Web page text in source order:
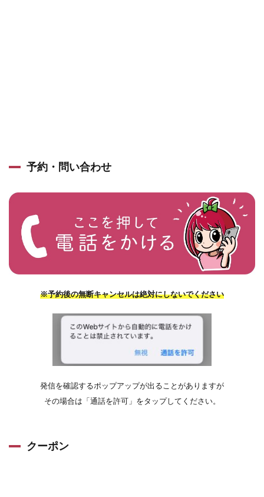
予約・問い合わせ
※予約後の無断キャンセルは絶対にしないでください
発信を確認するポップアップが出ることがありますが
その場合は「通話を許可」をタップしてください。
クーポン